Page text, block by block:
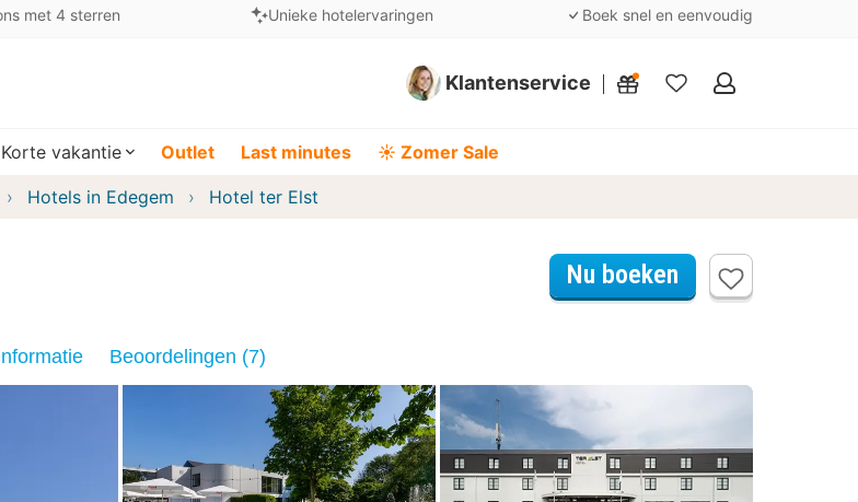
met 4 sterren Unieke hotelervaringen Boek snel en eenvoudig
Klantenservice
Mijn
Korte vakantie Outlet Last minutes ☀️ Zomer Sale
Hotels in Edegem Hotel ter Elst
Nu boeken
Beoordelingen (7)